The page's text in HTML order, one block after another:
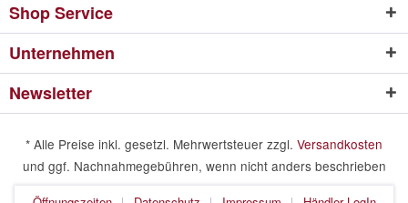
Shop Service
Unternehmen
Newsletter
* Alle Preise inkl. gesetzl. Mehrwertsteuer zzgl. Versandkosten
und ggf. Nachnahmegebühren, wenn nicht anders beschrieben